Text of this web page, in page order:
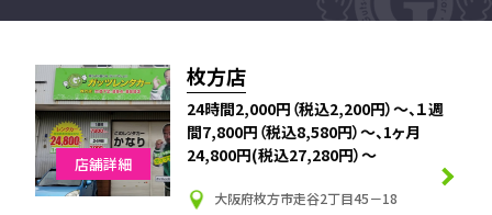
枚方店
24時間2,000円（税込2,200円）～、１週
間7,800円（税込8,580円）～、1ヶ月
24,800円(税込27,280円）～
大阪府枚方市走谷2丁目45－18
店舗詳細